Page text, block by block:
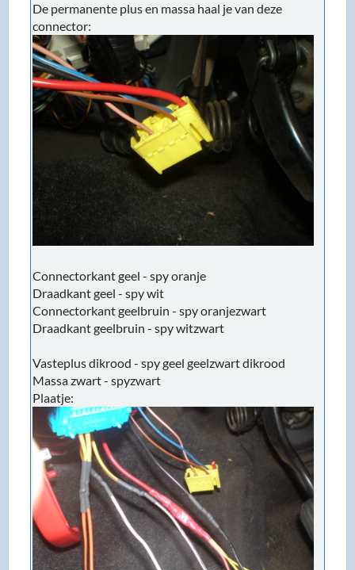
De permanente plus en massa haal je van deze
connector:
Connectorkant geel - spy oranje
Draadkant geel - spy wit
Connectorkant geelbruin - spy oranjezwart
Draadkant geelbruin - spy witzwart
Vasteplus dikrood - spy geel geelzwart dikrood
Massa zwart - spyzwart
Plaatje: